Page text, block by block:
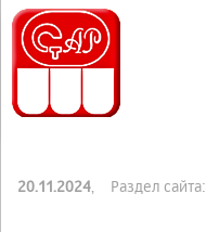
20.11.2024 , Раздел сайта: